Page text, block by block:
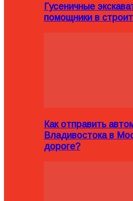
Гусеничные
помощники в
Как отправить
Владивостока в
дороге?